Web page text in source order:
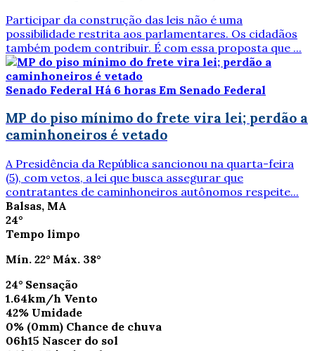
Participar da construção das leis não é uma
possibilidade restrita aos parlamentares. Os cidadãos
também podem contribuir. É com essa proposta que ...
Senado Federal Há 6 horas Em Senado Federal
MP do piso mínimo do frete vira lei; perdão a
caminhoneiros é vetado
A Presidência da República sancionou na quarta-feira
(5), com vetos, a lei que busca assegurar que
contratantes de caminhoneiros autônomos respeite...
Balsas, MA
24°
Tempo limpo
Mín. 22° Máx. 38°
24° Sensação
1.64km/h Vento
42% Umidade
0% (0mm) Chance de chuva
06h15 Nascer do sol